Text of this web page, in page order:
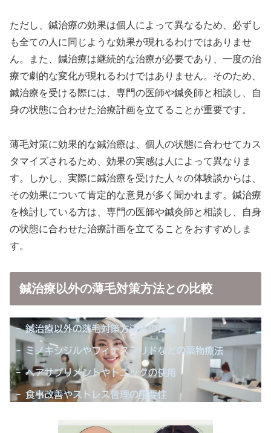
ただし、鍼治療の効果は個人によって異なるため、必ずし
も全ての人に同じような効果が現れるわけではありませ
ん。また、鍼治療は継続的な治療が必要であり、一度の治
療で劇的な変化が現れるわけではありません。そのため、
鍼治療を受ける際には、専門の医師や鍼灸師と相談し、自
身の状態に合わせた治療計画を立てることが重要です。
薄毛対策に効果的な鍼治療は、個人の状態に合わせてカス
タマイズされるため、効果の実感は人によって異なりま
す。しかし、実際に鍼治療を受けた人々の体験談からは、
その効果について肯定的な意見が多く聞かれます。鍼治療
を検討している方は、専門の医師や鍼灸師と相談し、自身
の状態に合わせた治療計画を立てることをおすすめしま
す。
鍼治療以外の薄毛対策方法との比較